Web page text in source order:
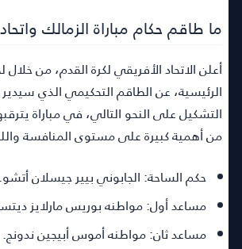
ما طاقم حكام مباراة الزمالك
أعلن الاتحاد الأفريقي لكرة القدم، من خلال
الرئيسية، عن الطاقم التحكيمي الذي سيدير
التشكيل على النحو التالي، في مباراة
من أهمية كبيرة على مستوى المنافسة
حكم الساحة:الجابوني بيير جيسلان أتشو.
مساعد أول:مواطنه بوريس مارلايز
مساعد ثان:مواطنه أموس أبيجين ندونج.